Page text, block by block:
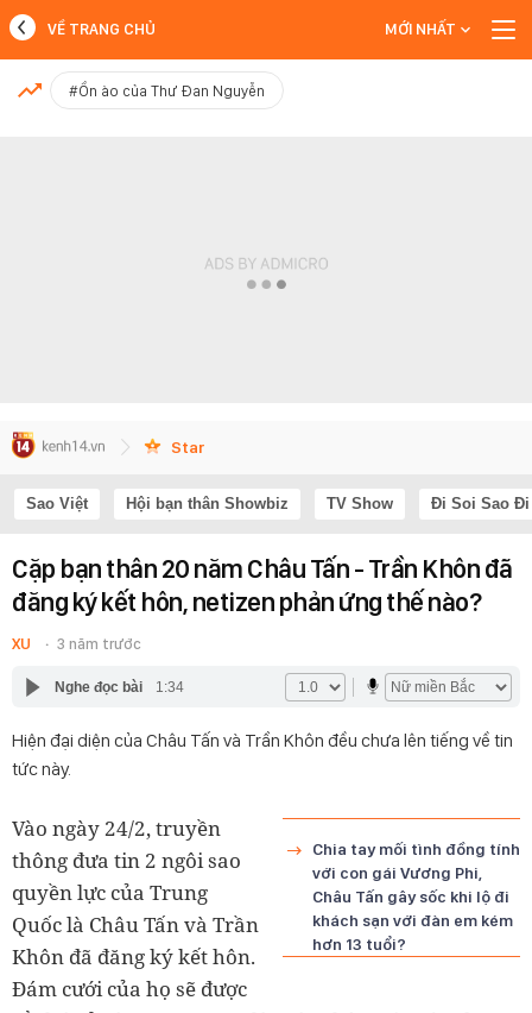
MỚI NHẤT
VỀ TRANG CHỦ MỚI NHẤT
#Ồn ào của Thư Đan Nguyễn
Star
Sao Việt Hội bạn thân Showbiz TV Show Đi Soi Sao Đi
Cặp bạn thân 20 năm Châu Tấn - Trần Khôn đã
đăng ký kết hôn, netizen phản ứng thế nào?
XU 3 năm trước
Nghe đọc bài 1:34
Hiện đại diện của Châu Tấn và Trần Khôn đều chưa lên tiếng về tin
tức này.
Chia tay mối tình đồng tính
với con gái Vương Phi,
Châu Tấn gây sốc khi lộ đi
khách sạn với đàn em kém
hơn 13 tuổi?
Vào ngày 24/2, truyền
thông đưa tin 2 ngôi sao
quyền lực của Trung
Quốc là Châu Tấn và Trần
Khôn đã đăng ký kết hôn.
Đám cưới của họ sẽ được